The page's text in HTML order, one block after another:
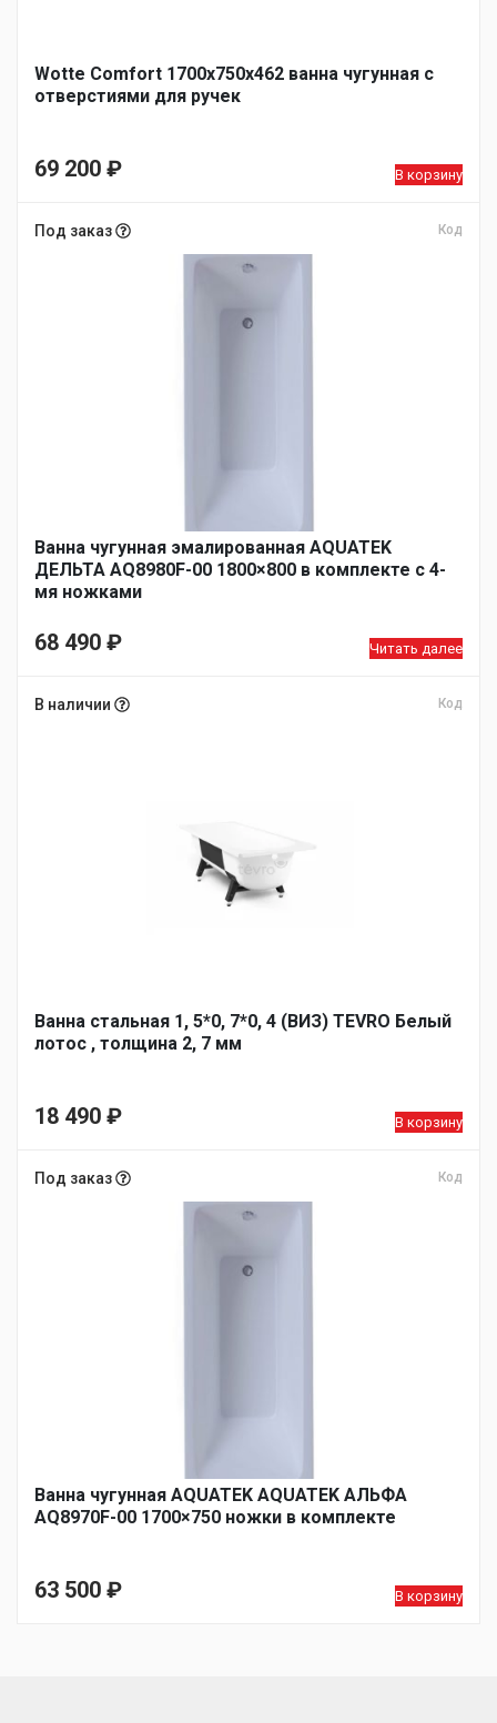
Wotte Comfort 1700х750х462 ванна чугунная c
отверстиями для ручек
69 200 ₽ В корзину
Под заказ Код
Ванна чугунная эмалированная AQUATEK
ДЕЛЬТА AQ8980F-00 1800×800 в комплекте с 4-
мя ножками
68 490 ₽ Читать далее
В наличии Код
Ванна стальная 1, 5*0, 7*0, 4 (ВИЗ) TEVRO Белый
лотос , толщина 2, 7 мм
18 490 ₽ В корзину
Под заказ Код
Ванна чугунная AQUATEK AQUATEK АЛЬФА
AQ8970F-00 1700×750 ножки в комплекте
63 500 ₽ В корзину